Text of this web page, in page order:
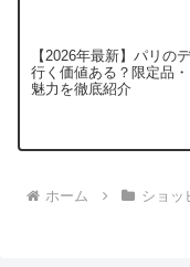
【2026年最新】パリの
行く価値ある？限定品
魅力を徹底紹介
ホーム ショッ